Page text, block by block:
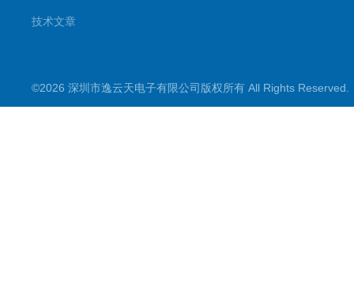
技术文章
©2026 深圳市逸云天电子有限公司版权所有 All Rights